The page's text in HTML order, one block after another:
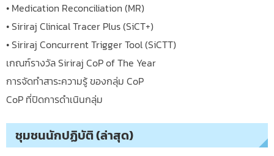
• Medication Reconciliation (MR)
• Siriraj Clinical Tracer Plus (SiCT+)
• Siriraj Concurrent Trigger Tool (SiCTT)
เกณฑ์รางวัล Siriraj CoP of The Year
การจัดทำสาระความรู้ ของกลุ่ม CoP
CoP ที่ปิดการดำเนินกลุ่ม
ชุมชนนักปฏิบัติ (ล่าสุด)